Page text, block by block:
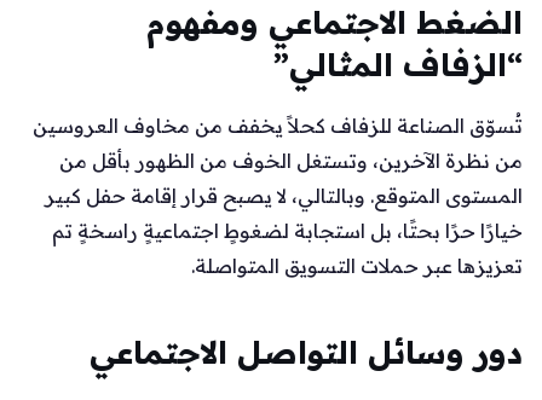
الضغط الاجتماعي ومفهوم
“الزفاف المثالي”
تُسوّق الصناعة للزفاف كحلاً يخفف من مخاوف العروسين
من نظرة الآخرين، وتستغل الخوف من الظهور بأقل من
المستوى المتوقع. وبالتالي، لا يصبح قرار إقامة حفل كبير
خيارًا حرًا بحتًا، بل استجابة لضغوطٍ اجتماعيةٍ راسخةٍ تم
تعزيزها عبر حملات التسويق المتواصلة.
دور وسائل التواصل الاجتماعي